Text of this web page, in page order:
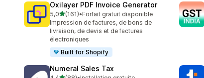
Oxilayer PDF Invoice Generator
5,0étoile(s) sur 5
(161)
161 avis au total
•Forfait gratuit disponible
Impression de factures, de bons de
livraison, de devis et de factures
électroniques
Built for Shopify
Numeral Sales Tax